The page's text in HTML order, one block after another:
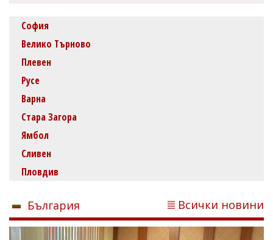
София
Велико Търново
Плевен
Русе
Варна
Стара Загора
Ямбол
Сливен
Пловдив
България Всички новини